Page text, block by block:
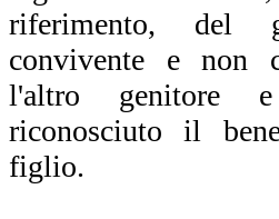
riferimento, del
convivente e non
l'altro genitore
riconosciuto il
figlio.